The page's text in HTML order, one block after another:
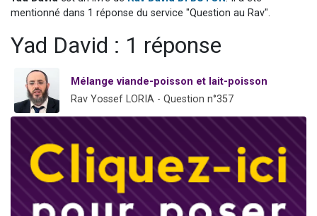
Odaya vient de donner son Maasser
mentionné dans 1 réponse du service "Question au Rav".
Yad David : 1 réponse
Mélange viande-poisson et lait-poisson
Rav Yossef LORIA - Question n°357